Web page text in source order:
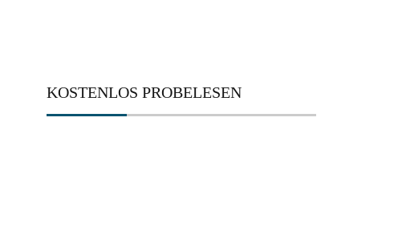
KOSTENLOS PROBELESEN